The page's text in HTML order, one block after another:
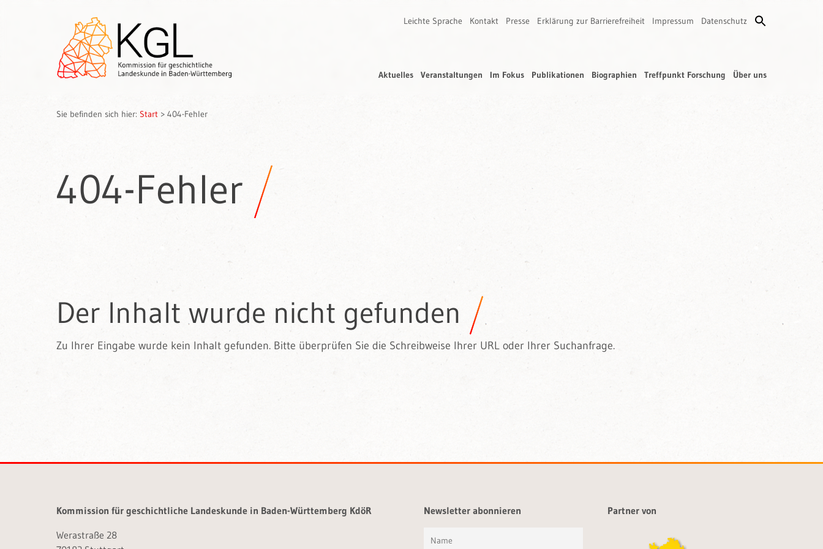
Leichte Sprache Kontakt Presse Erklärung zur Barrierefreiheit Impressum Datenschutz
Aktuelles Veranstaltungen Im Fokus Publikationen Biographien Treffpunkt Forschung Über uns
Sie befinden sich hier: Start > 404-Fehler
404-Fehler
Der Inhalt wurde nicht gefunden
Zu Ihrer Eingabe wurde kein Inhalt gefunden. Bitte überprüfen Sie die Schreibweise Ihrer URL oder Ihrer Suchanfrage.
Kommission für geschichtliche Landeskunde in Baden-Württemberg KdöR
Werastraße 28
Newsletter abonnieren Partner von